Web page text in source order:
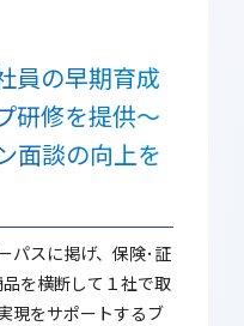
員の早期育成
研修を提供～
面談の向上を
パスに掲げ、保険･証
を横断して１社で取
現をサポートするブ